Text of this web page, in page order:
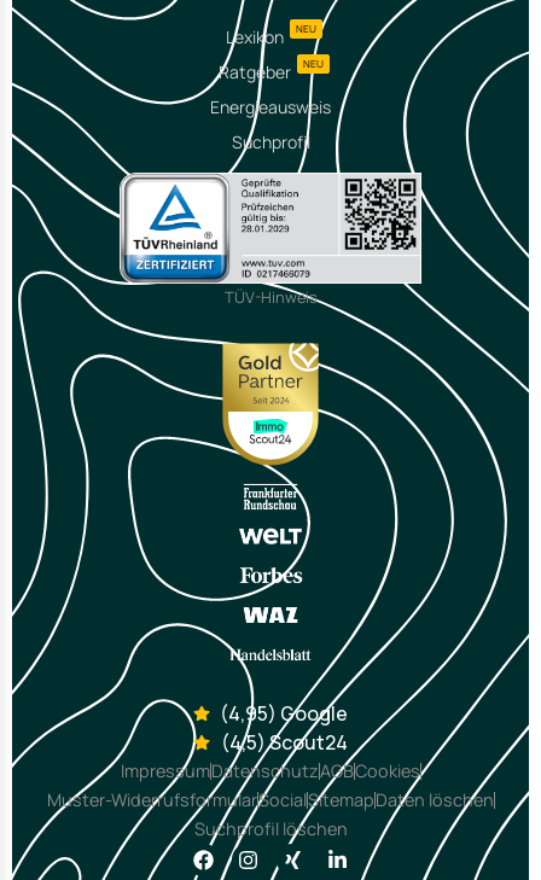
Lexikon NEU
Ratgeber NEU
Energieausweis
Suchprofil
TÜV-Hinweis
(4,95) Google
(4,5) Scout24
ImpressumDatenschutzAGBCookies
Muster-WiderrufsformularSocialSitemapDaten löschen
Suchprofil löschen